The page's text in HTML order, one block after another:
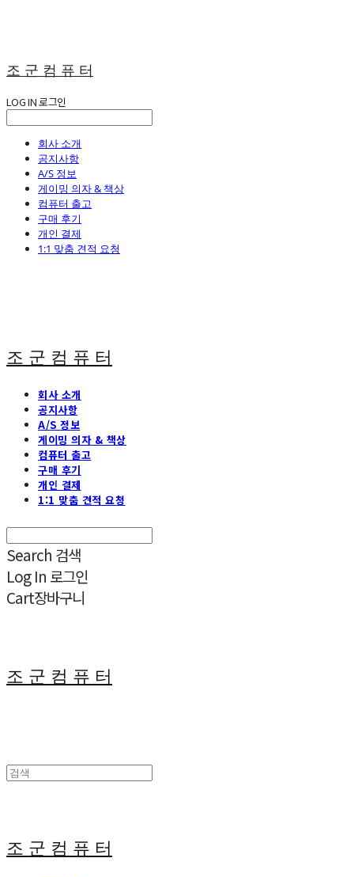
조 군 컴 퓨 터
LOG IN로그인
회사 소개
공지사항
A/S 정보
게이밍 의자 & 책상
컴퓨터 출고
구매 후기
개인 결제
1:1 맞춤 견적 요청
조 군 컴 퓨 터
회사 소개
공지사항
A/S 정보
게이밍 의자 & 책상
컴퓨터 출고
구매 후기
개인 결제
1:1 맞춤 견적 요청
Search 검색
Log In 로그인
Cart장바구니
조 군 컴 퓨 터
조 군 컴 퓨 터